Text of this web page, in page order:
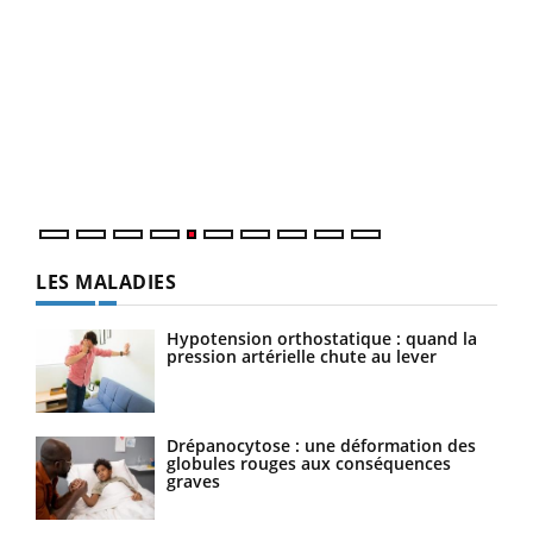
LES MALADIES
Hypotension orthostatique : quand la
pression artérielle chute au lever
Drépanocytose : une déformation des
globules rouges aux conséquences
graves